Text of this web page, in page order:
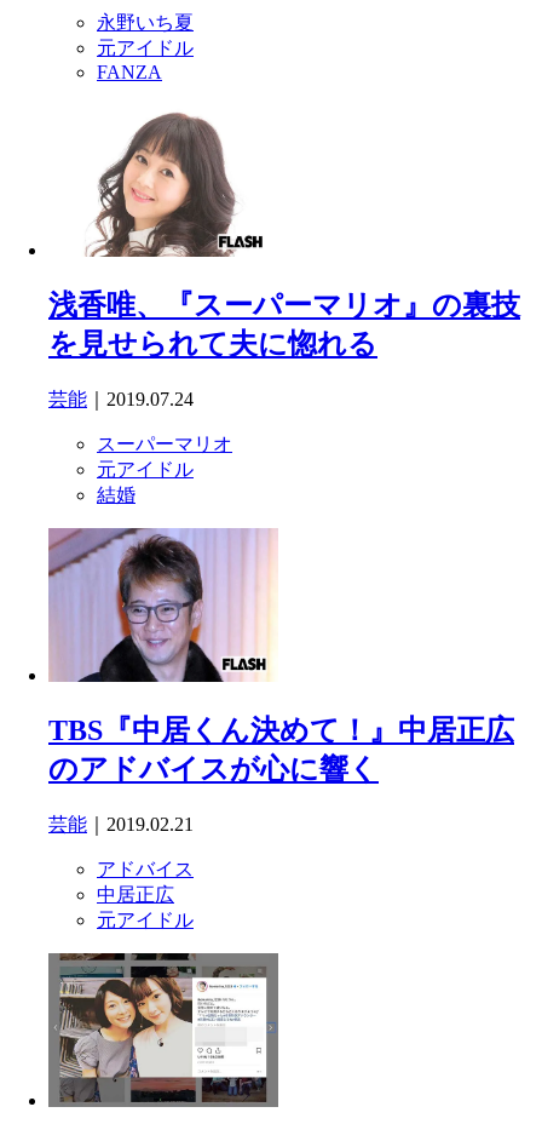
永野いち夏
元アイドル
FANZA
浅香唯、『スーパーマリオ』の裏技
を見せられて夫に惚れる
芸能 ｜2019.07.24
スーパーマリオ
元アイドル
結婚
TBS『中居くん決めて！』中居正広
のアドバイスが心に響く
芸能 ｜2019.02.21
アドバイス
中居正広
元アイドル